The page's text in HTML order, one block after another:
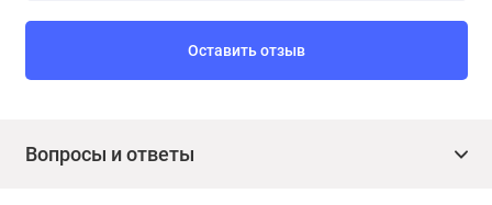
Оставить отзыв
Вопросы и ответы